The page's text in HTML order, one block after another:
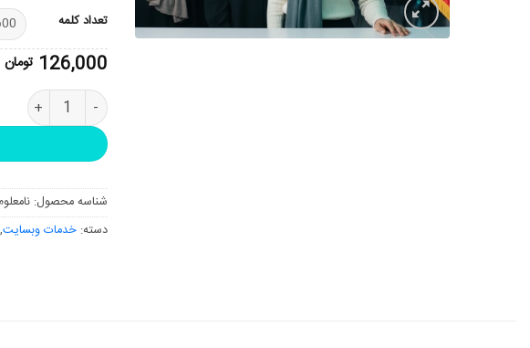
تعداد کلمه
126,000 تومان
سفارش تولید
شناسه محصول:
دسته: خدمات وبسایت,